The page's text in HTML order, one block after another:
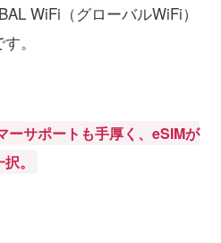
WiFi（グローバルWiFi）
。
ーサポートも手厚く、eSIMが
。